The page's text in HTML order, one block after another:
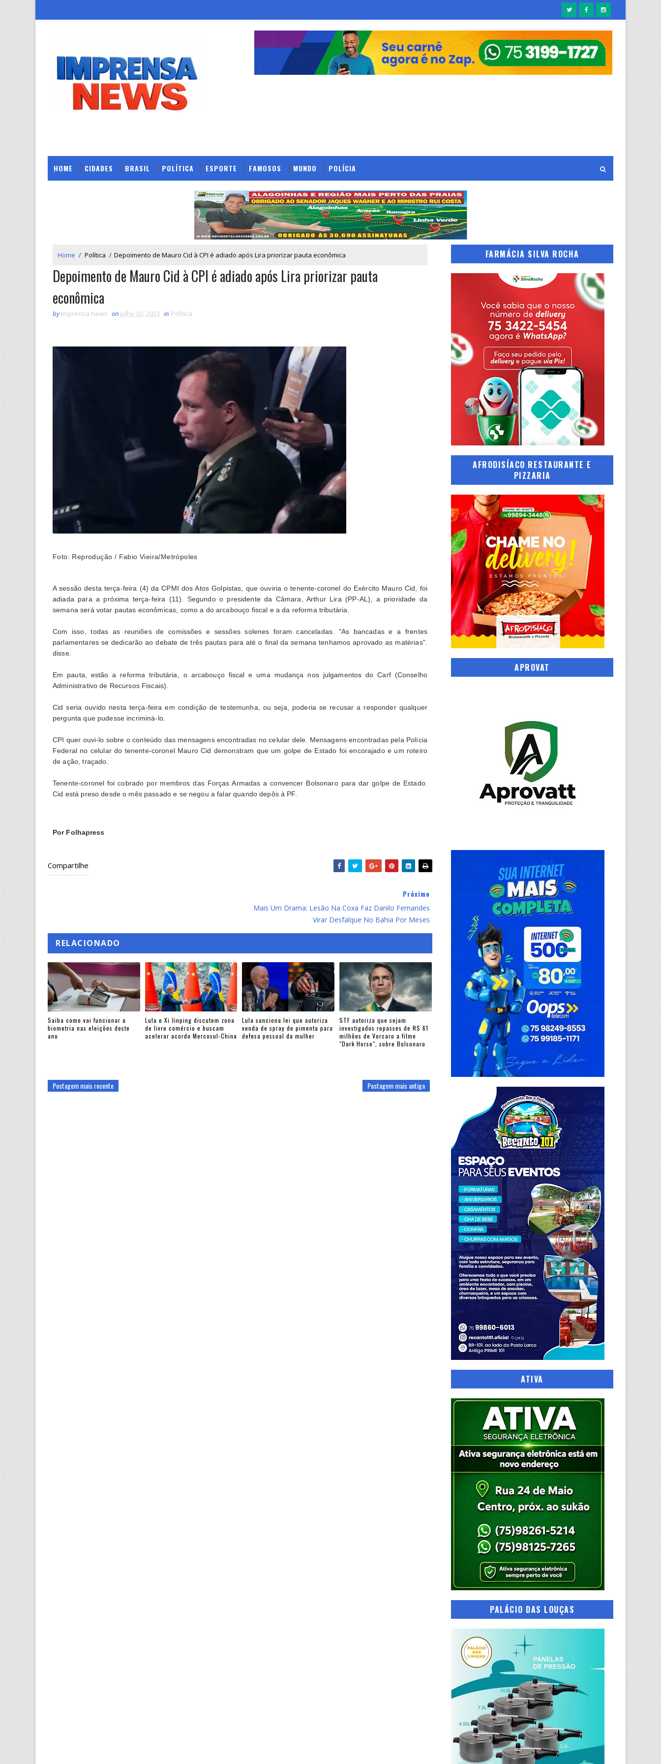
HOME CIDADES BRASIL POLÍTICA ESPORTE FAMOSOS MUNDO POLÍCIA
Home / Política / Depoimento de Mauro Cid à CPI é adiado após Lira priorizar pauta econômica
Depoimento de Mauro Cid à CPI é adiado após Lira priorizar pauta
econômica
by Imprensa News on julho 03, 2023 in Política
Foto: Reprodução / Fabio Vieira/Metrópoles
A sessão desta terça-feira (4) da CPMI dos Atos Golpistas, que ouviria o tenente-coronel do Exército Mauro Cid, foi
adiada para a próxima terça-feira (11). Segundo o presidente da Câmara, Arthur Lira (PP-AL), a prioridade da
semana será votar pautas econômicas, como a do arcabouço fiscal e a da reforma tributária.
Com isso, todas as reuniões de comissões e sessões solenes foram canceladas. "As bancadas e a frentes
parlamentares se dedicarão ao debate de três pautas para até o final da semana tenhamos aprovado as matérias".
disse.
Em pauta, estão a reforma tributária, o arcabouço fiscal e uma mudança nos julgamentos do Carf (Conselho
Administrativo de Recursos Fiscais).
Cid seria ouvido nesta terça-feira em condição de testemunha, ou seja, poderia se recusar a responder qualquer
pergunta que pudesse incriminá-lo.
CPI quer ouvi-lo sobre o conteúdo das mensagens encontradas no celular dele. Mensagens encontradas pela Polícia
Federal no celular do tenente-coronel Mauro Cid demonstram que um golpe de Estado foi encorajado e um roteiro
de ação, traçado.
Tenente-coronel foi cobrado por membros das Forças Armadas a convencer Bolsonaro para dar golpe de Estado.
Cid está preso desde o mês passado e se negou a falar quando depôs à PF.
Por Folhapress
Compartilhe
Próximo
Mais Um Drama: Lesão Na Coxa Faz Danilo Fernandes
Virar Desfalque No Bahia Por Meses
RELACIONADO
Saiba como vai funcionar a
biometria nas eleições deste
ano
Lula e Xi Jinping discutem zona
de livre comércio e buscam
acelerar acordo Mercosul-China
Lula sanciona lei que autoriza
venda de spray de pimenta para
defesa pessoal da mulher
STF autoriza que sejam
investigados repasses de R$ 61
milhões de Vorcaro a filme
"Dark Horse", sobre Bolsonaro
Postagem mais recente Postagem mais antiga
FARMÁCIA SILVA ROCHA
AFRODISÍACO RESTAURANTE E
PIZZARIA
APROVAT
ATIVA
PALÁCIO DAS LOUÇAS